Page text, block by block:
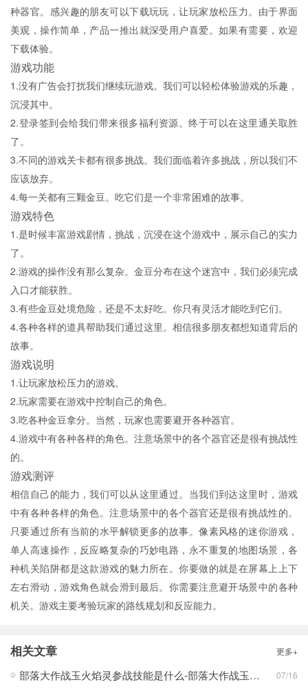
种器官。感兴趣的朋友可以下载玩玩，让玩家放松压力。由于界面
美观，操作简单，产品一推出就深受用户喜爱。如果有需要，欢迎
下载体验。
游戏功能
1.没有广告会打扰我们继续玩游戏。我们可以轻松体验游戏的乐趣，
沉浸其中。
2.登录签到会给我们带来很多福利资源。终于可以在这里通关取胜
了。
3.不同的游戏关卡都有很多挑战。我们面临着许多挑战，所以我们不
应该放弃。
4.每一关都有三颗金豆。吃它们是一个非常困难的故事。
游戏特色
1.是时候丰富游戏剧情，挑战，沉浸在这个游戏中，展示自己的实力
了。
2.游戏的操作没有那么复杂。金豆分布在这个迷宫中，我们必须完成
入口才能获胜。
3.有些金豆处境危险，还是不太好吃。你只有灵活才能吃到它们。
4.各种各样的道具帮助我们通过这里。相信很多朋友都想知道背后的
故事。
游戏说明
1.让玩家放松压力的游戏。
2.玩家需要在游戏中控制自己的角色。
3.吃各种金豆拿分。当然，玩家也需要避开各种器官。
4.游戏中有各种各样的角色。注意场景中的各个器官还是很有挑战性
的。
游戏测评
相信自己的能力，我们可以从这里通过。当我们到达这里时，游戏
中有各种各样的角色。注意场景中的各个器官还是很有挑战性的。
只要通过所有当前的水平解锁更多的故事。像素风格的迷你游戏，
单人高速操作，反应略复杂的巧妙电路，永不重复的地图场景，各
种机关陷阱都是这款游戏的魅力所在。你要做的就是在屏幕上上下
左右滑动，游戏角色就会滑到最后。你需要注意避开场景中的各种
机关。游戏主要考验玩家的路线规划和反应能力。
相关文章 更多+
部落大作战玉火焰灵参战技能是什么-部落大作战玉火焰灵参战技能合集 07/16